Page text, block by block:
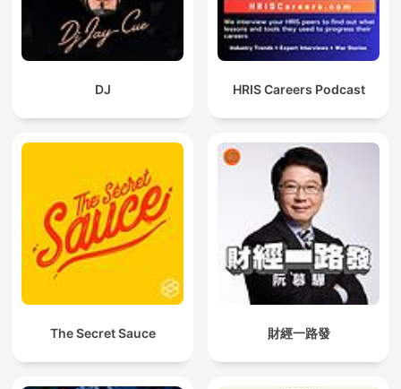
DJ HRIS Careers Podcast
The Secret Sauce 財經一路發